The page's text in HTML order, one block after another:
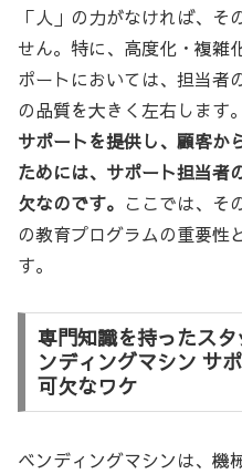
「人」の力がなければ、
せん。特に、高度化・複雑
ポートにおいては、担当者
の品質を大きく左右します。
サポートを提供し、顧客か
ためには、サポート担当者
欠なのです。 ここでは、そ
の教育プログラムの重要性
す。
専門知識を持ったス
ンディングマシン サ
可欠なワケ
ベンディングマシンは、機